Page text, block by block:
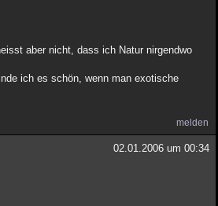
aber nicht, dass ich Natur nirgendwo
ich es schön, wenn man exotische
melden
02.01.2006 um 00:34